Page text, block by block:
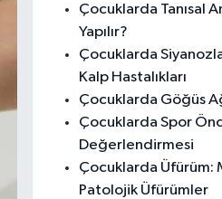
Çocuklarda Tanısal
Yapılır?
Çocuklarda
Kalp Hastalıkları
Çocuklarda Göğüs
Çocuklarda Spor
Değerlendirmesi
Çocuklarda Üfürüm:
Patolojik Üfürümler